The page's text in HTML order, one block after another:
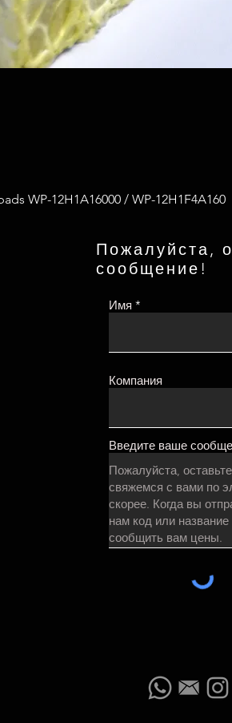
WP-12H1A16000 / WP-12H1F4A160
Пожалуйста,
сообщение!
Имя
Компания
Введите ваше